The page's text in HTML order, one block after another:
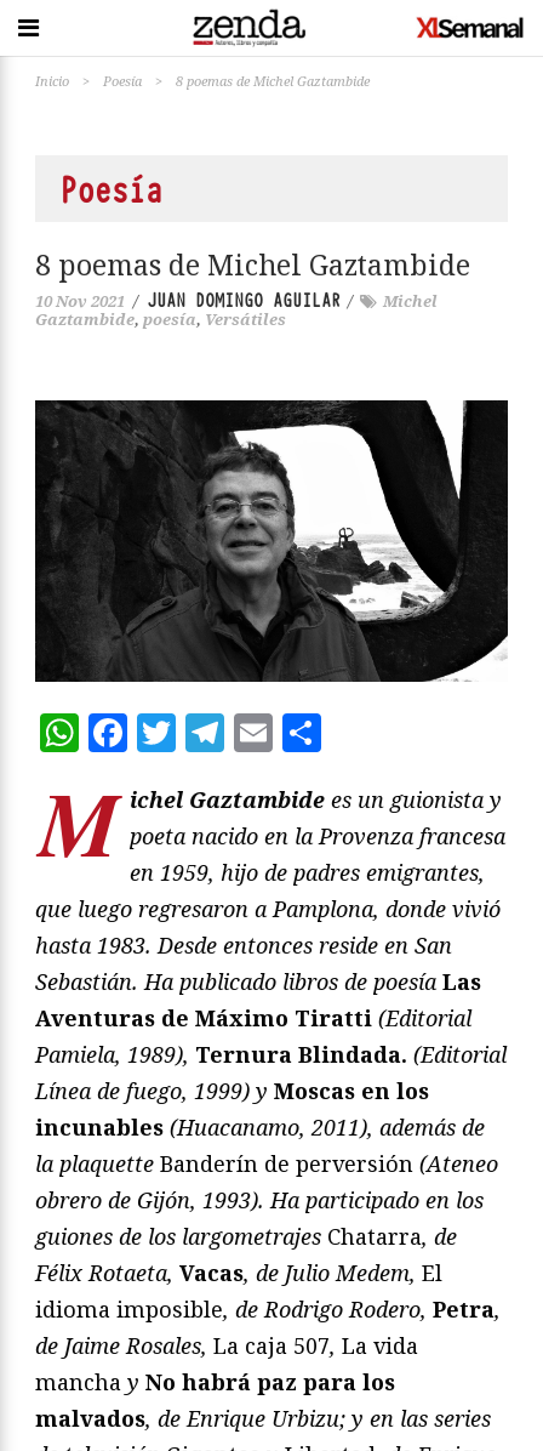
Inicio > Poesía > 8 poemas de Michel Gaztambide
Poesía
8 poemas de Michel Gaztambide
10 Nov 2021 / JUAN DOMINGO AGUILAR /
Michel
Gaztambide, poesía, Versátiles
WhatsApp
Facebook
Twitter
Telegram
Email
M ichel Gaztambide es un guionista y
poeta nacido en la Provenza francesa
en 1959, hijo de padres emigrantes,
que luego regresaron a Pamplona, donde vivió
hasta 1983. Desde entonces reside en San
Sebastián. Ha publicado libros de poesía Las
Aventuras de Máximo Tiratti (Editorial
Pamiela, 1989), Ternura Blindada. (Editorial
Línea de fuego, 1999) y Moscas en los
incunables (Huacanamo, 2011), además de
la plaquette Banderín de perversión (Ateneo
obrero de Gijón, 1993). Ha participado en los
guiones de los largometrajes Chatarra, de
Félix Rotaeta, Vacas, de Julio Medem, El
idioma imposible, de Rodrigo Rodero, Petra,
de Jaime Rosales, La caja 507, La vida
mancha y No habrá paz para los
malvados, de Enrique Urbizu; y en las series